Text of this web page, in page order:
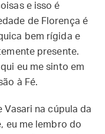
e isso é
de Florença é
bem rígida e
presente.
eu me sinto em
à Fé.
Vasari na cúpula da
eu me lembro do